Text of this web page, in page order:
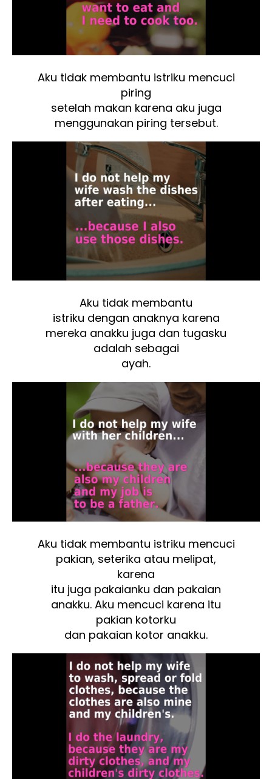
Aku tidak membantu istriku mencuci
piring
setelah makan karena aku juga
menggunakan piring tersebut.
Aku tidak membantu
istriku dengan anaknya karena
mereka anakku juga dan tugasku
adalah sebagai
ayah.
Aku tidak membantu istriku mencuci
pakian, seterika atau melipat,
karena
itu juga pakaianku dan pakaian
anakku. Aku mencuci karena itu
pakian kotorku
dan pakaian kotor anakku.